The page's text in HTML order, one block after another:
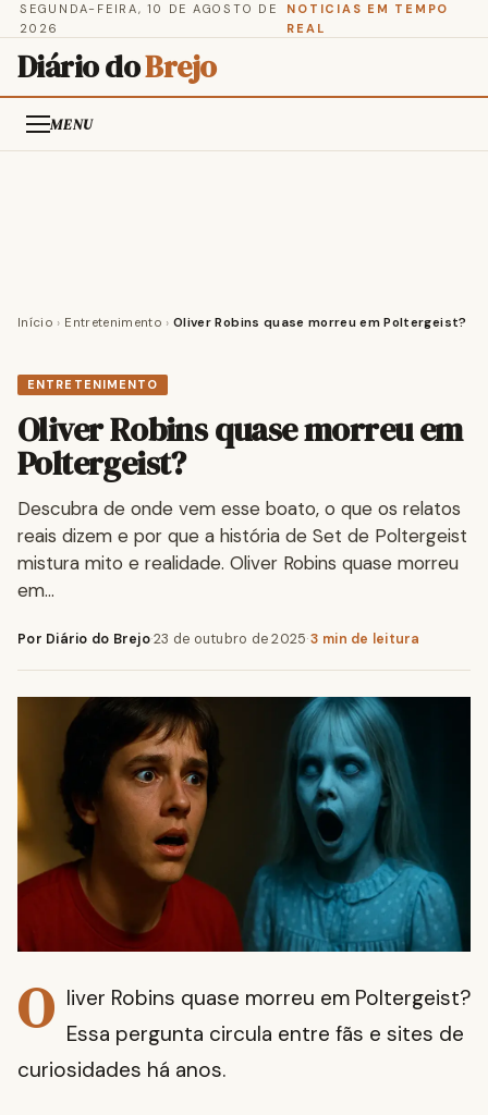
SEGUNDA-FEIRA, 10 DE AGOSTO DE
2026
NOTICIAS EM TEMPO
REAL
Diário doBrejo
MENU
Início › Entretenimento › Oliver Robins quase morreu em Poltergeist?
ENTRETENIMENTO
Oliver Robins quase morreu em
Poltergeist?
Descubra de onde vem esse boato, o que os relatos
reais dizem e por que a história de Set de Poltergeist
mistura mito e realidade. Oliver Robins quase morreu
em…
Por Diário do Brejo·23 de outubro de 2025·3 min de leitura
O liver Robins quase morreu em Poltergeist?
Essa pergunta circula entre fãs e sites de
curiosidades há anos.